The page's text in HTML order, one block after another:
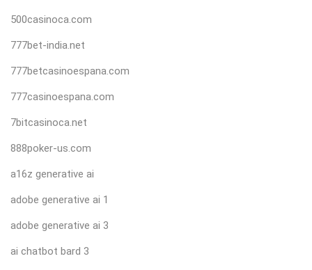
500casinoca.com
777bet-india.net
777betcasinoespana.com
777casinoespana.com
7bitcasinoca.net
888poker-us.com
a16z generative ai
adobe generative ai 1
adobe generative ai 3
ai chatbot bard 3